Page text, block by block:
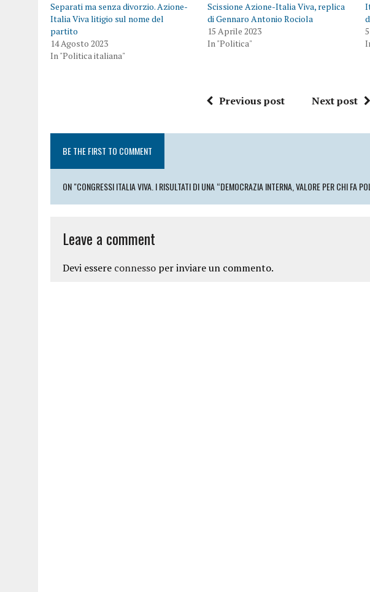
Separati ma senza divorzio. Azione-
Italia Viva litigio sul nome del
partito
14 Agosto 2023
In "Politica italiana"
Scissione Azione-Italia Viva, replica
di Gennaro Antonio Rociola
15 Aprile 2023
In "Politica"
Previous post Next post
BE THE FIRST TO COMMENT
ON "CONGRESSI ITALIA VIVA. I RISULTATI DI UNA “DEMOCRAZIA INTERNA, VALORE PER CHI FA
Leave a comment
Devi essere connesso per inviare un commento.